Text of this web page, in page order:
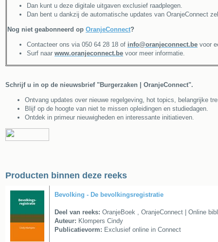
Dan kunt u deze digitale uitgaven exclusief raadplegen.
Dan bent u dankzij de automatische updates van OranjeConnect
Nog niet geabonneerd op OranjeConnect?
Contacteer ons via 050 64 28 18 of info@oranjeconnect.be voor
Surf naar www.oranjeconnect.be voor meer informatie.
Schrijf u in op de nieuwsbrief "Burgerzaken | OranjeConnect".
Ontvang updates over nieuwe regelgeving, hot topics, belangrijke
Blijf op de hoogte van niet te missen opleidingen en studiedagen.
Ontdek in primeur nieuwigheden en interessante initiatieven.
Producten binnen deze reeks
Bevolking - De bevolkingsregistratie
Deel van reeks: OranjeBoek , OranjeConnect | Online
Auteur: Klompers Cindy
Publicatievorm: Exclusief online in Connect